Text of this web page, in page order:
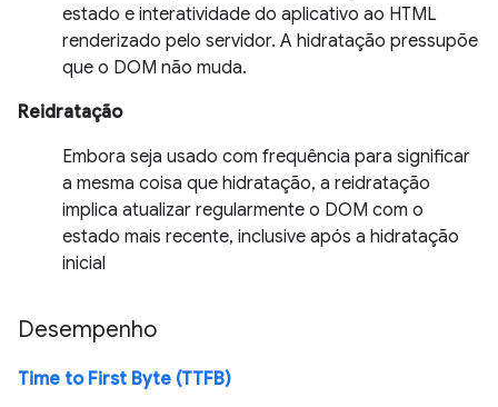
estado e interatividade do aplicativo ao HTML
renderizado pelo servidor. A hidratação pressupõe
que o DOM não muda.
Reidratação
Embora seja usado com frequência para significar
a mesma coisa que hidratação, a reidratação
implica atualizar regularmente o DOM com o
estado mais recente, inclusive após a hidratação
inicial
Desempenho
Time to First Byte (TTFB)